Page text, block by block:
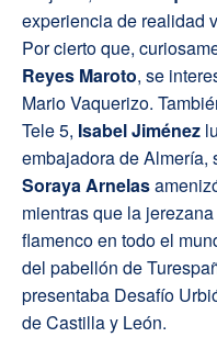
experiencia de realidad
Por cierto que,
Reyes Maroto, se
Mario Vaquerizo.
Tele 5, Isabel Jiménez
embajadora de Almería,
Soraya Arnelas
mientras que la jerezana
flamenco en todo el
del pabellón de
presentaba Desafío
de Castilla y León.